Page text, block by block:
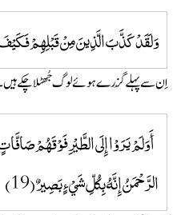
وَلَقَدْ كَذَّبَ الَّذِينَ مِنْ قَبْلِهِمْ فَكَيْفَ
اِن سے پہلے گُزرے ہوئے لوگ جُھٹلا چکے
أَوَلَمْ يَرَوْا إِلَى الطَّيْرِ فَوْقَهُمْ
الرَّحْمَنُ إِنَّهُ بِكُلِّ شَيْءٍ بَصِيرٌ (19)